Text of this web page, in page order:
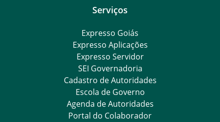
Serviços
Expresso Goiás
Expresso Aplicações
Expresso Servidor
SEI Governadoria
Cadastro de Autoridades
Escola de Governo
Agenda de Autoridades
Portal do Colaborador